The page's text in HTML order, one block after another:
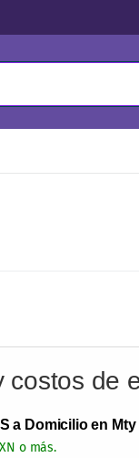
costos de
a Domicilio en Mty
o más.